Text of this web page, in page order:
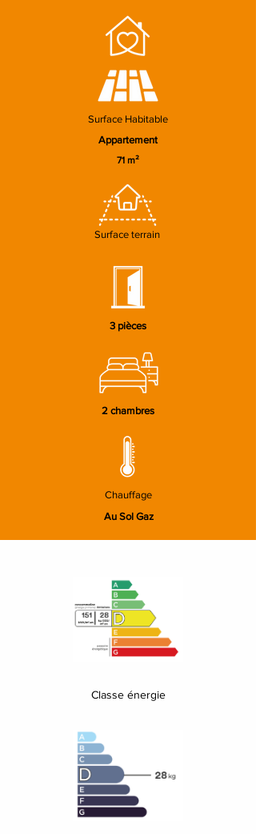
Surface Habitable
Appartement
71 m²
Surface terrain
3 pièces
2 chambres
Chauffage
Au Sol Gaz
Classe énergie